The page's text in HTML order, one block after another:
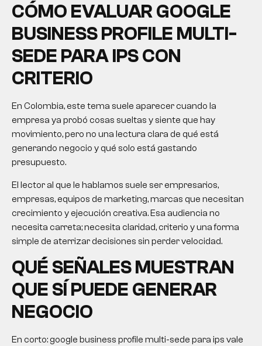
CÓMO EVALUAR GOOGLE
BUSINESS PROFILE MULTI-
SEDE PARA IPS CON
CRITERIO
En Colombia, este tema suele aparecer cuando la
empresa ya probó cosas sueltas y siente que hay
movimiento, pero no una lectura clara de qué está
generando negocio y qué solo está gastando
presupuesto.
El lector al que le hablamos suele ser empresarios,
empresas, equipos de marketing, marcas que necesitan
crecimiento y ejecución creativa. Esa audiencia no
necesita carreta; necesita claridad, criterio y una forma
simple de aterrizar decisiones sin perder velocidad.
QUÉ SEÑALES MUESTRAN
QUE SÍ PUEDE GENERAR
NEGOCIO
En corto: google business profile multi-sede para ips vale